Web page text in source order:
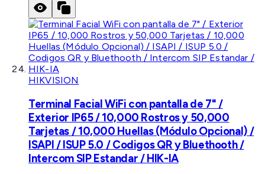
HIKVISION
Terminal Facial WiFi con pantalla de 7" /
Exterior IP65 / 10,000 Rostros y 50,000
Tarjetas / 10,000 Huellas (Módulo Opcional) /
ISAPI / ISUP 5.0 / Codigos QR y Bluethooth /
Intercom SIP Estandar / HIK-IA